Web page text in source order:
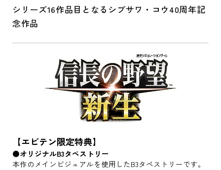
シリーズ16作品目となるシブサワ・コウ40周年記
念作品
【エビテン限定特典】
●オリジナルB3タペストリー
本作のメインビジュアルを使用したB3タペストリーです。